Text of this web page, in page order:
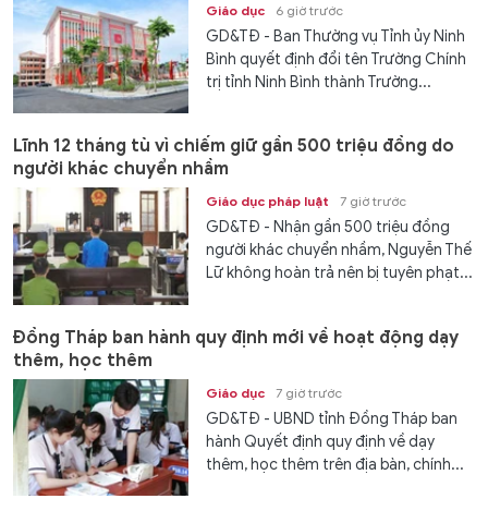
Giáo dục 6 giờ trước
GD&TĐ - Ban Thường vụ Tỉnh ủy Ninh
Bình quyết định đổi tên Trường Chính
trị tỉnh Ninh Bình thành Trường...
Lĩnh 12 tháng tù vì chiếm giữ gần 500 triệu đồng do
người khác chuyển nhầm
Giáo dục pháp luật 7 giờ trước
GD&TĐ - Nhận gần 500 triệu đồng
người khác chuyển nhầm, Nguyễn Thế
Lữ không hoàn trả nên bị tuyên phạt...
Đồng Tháp ban hành quy định mới về hoạt động dạy
thêm, học thêm
Giáo dục 7 giờ trước
GD&TĐ - UBND tỉnh Đồng Tháp ban
hành Quyết định quy định về dạy
thêm, học thêm trên địa bàn, chính...